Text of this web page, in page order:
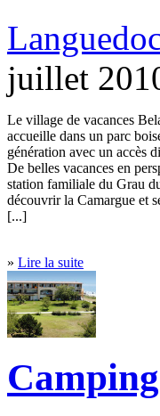
juillet
Le village de vacances
accueille dans un parc
génération avec un accès
De belles vacances en
station familiale du Grau
découvrir la Camargue et
[...]
» Lire la suite